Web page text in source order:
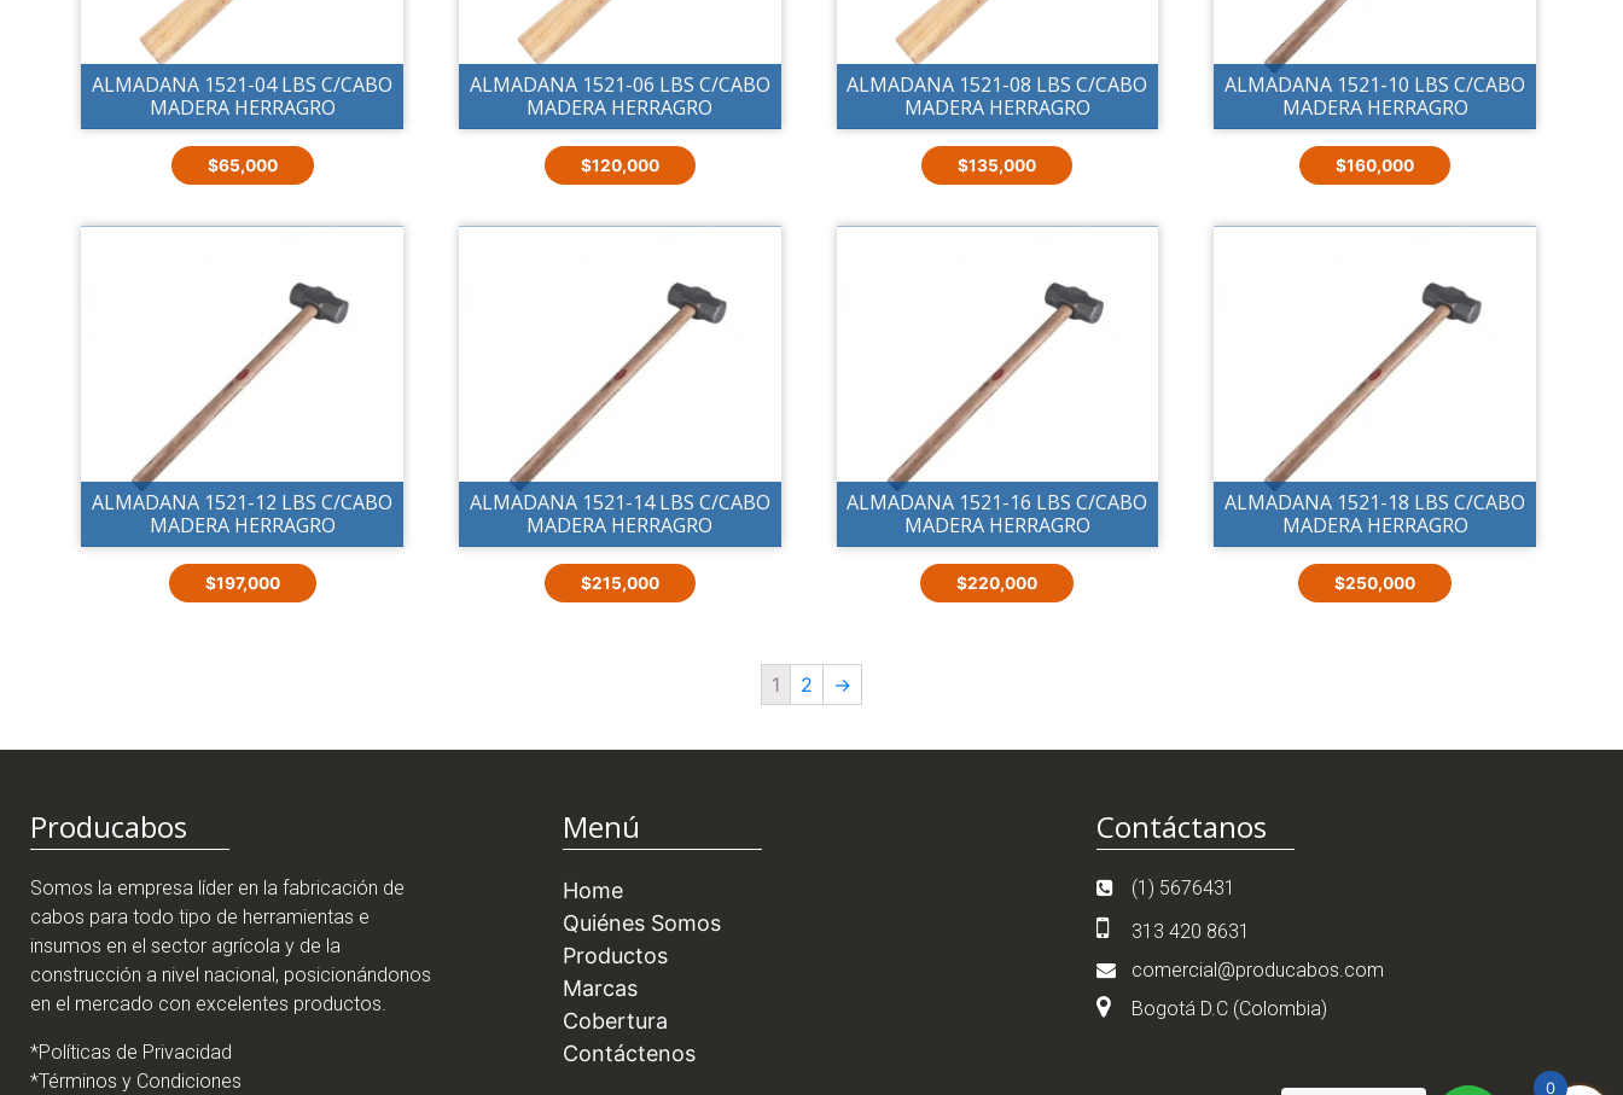
ALMADANA 1521-04 LBS C/CABO
MADERA HERRAGRO
$65,000
ALMADANA 1521-06 LBS C/CABO
MADERA HERRAGRO
$120,000
ALMADANA 1521-08 LBS C/CABO
MADERA HERRAGRO
$135,000
ALMADANA 1521-10 LBS C/CABO
MADERA HERRAGRO
$160,000
ALMADANA 1521-12 LBS C/CABO
MADERA HERRAGRO
$197,000
ALMADANA 1521-14 LBS C/CABO
MADERA HERRAGRO
$215,000
ALMADANA 1521-16 LBS C/CABO
MADERA HERRAGRO
$220,000
ALMADANA 1521-18 LBS C/CABO
MADERA HERRAGRO
$250,000
1 2 →
Producabos
Somos la empresa líder en la fabricación de
cabos para todo tipo de herramientas e
insumos en el sector agrícola y de la
construcción a nivel nacional, posicionándonos
en el mercado con excelentes productos.
*Políticas de Privacidad
*Términos y Condiciones
Menú
Home
Quiénes Somos
Productos
Marcas
Cobertura
Contáctenos
Contáctanos
(1) 5676431
313 420 8631
comercial@producabos.com
Bogotá D.C (Colombia)
0